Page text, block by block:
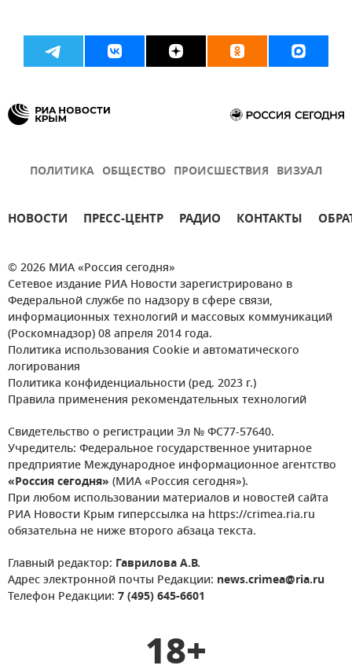
ПОЛИТИКА ОБЩЕСТВО ПРОИСШЕСТВИЯ ВИЗУАЛ
НОВОСТИ ПРЕСС-ЦЕНТР РАДИО КОНТАКТЫ
© 2026 МИА «Россия сегодня»
Сетевое издание РИА Новости зарегистрировано в
Федеральной службе по надзору в сфере связи,
информационных технологий и массовых коммуникаций
(Роскомнадзор) 08 апреля 2014 года.
Политика использования Cookie и автоматического
логирования
Политика конфиденциальности (ред. 2023 г.)
Правила применения рекомендательных технологий
Свидетельство о регистрации Эл № ФС77-57640.
Учредитель: Федеральное государственное унитарное
предприятие Международное информационное агентство
«Россия сегодня» (МИА «Россия сегодня»).
При любом использовании материалов и новостей сайта
РИА Новости Крым гиперссылка на https://crimea.ria.ru
обязательна не ниже второго абзаца текста.
Главный редактор: Гаврилова А.В.
Адрес электронной почты Редакции: news.crimea@ria.ru
Телефон Редакции: 7 (495) 645-6601
18+